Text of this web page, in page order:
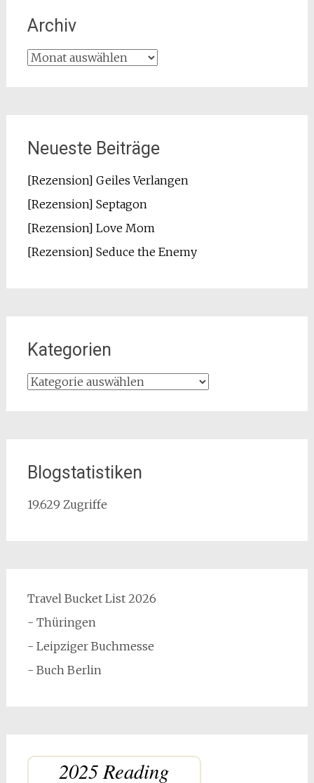
Archiv
Archiv
Neueste Beiträge
[Rezension] Geiles Verlangen
[Rezension] Septagon
[Rezension] Love Mom
[Rezension] Seduce the Enemy
Kategorien
Kategorien
Blogstatistiken
19.629 Zugriffe
Travel Bucket List 2026
- Thüringen
- Leipziger Buchmesse
- Buch Berlin
2025 Reading